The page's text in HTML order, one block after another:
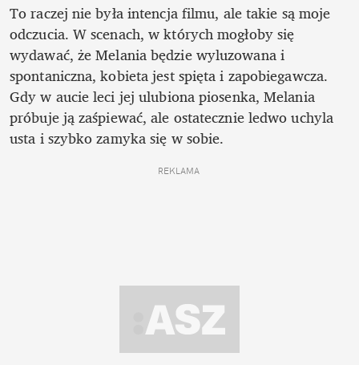
To raczej nie była intencja filmu, ale takie są moje
odczucia. W scenach, w których mogłoby się
wydawać, że Melania będzie wyluzowana i
spontaniczna, kobieta jest spięta i zapobiegawcza.
Gdy w aucie leci jej ulubiona piosenka, Melania
próbuje ją zaśpiewać, ale ostatecznie ledwo uchyla
usta i szybko zamyka się w sobie.
REKLAMA